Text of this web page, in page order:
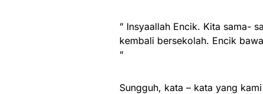
” Insyaallah Encik. Kita sama-
kembali bersekolah. Encik
”
Sungguh, kata – kata yang